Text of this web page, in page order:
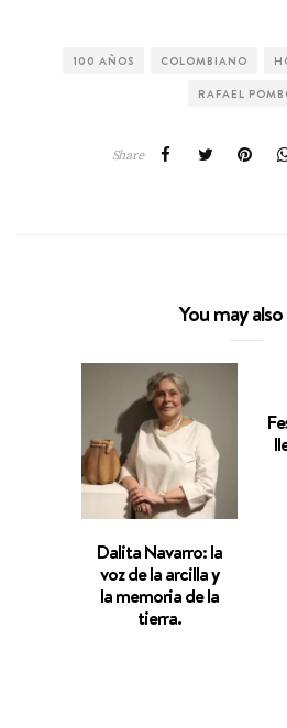
100 AÑOS COLOMBIANO
RAFAEL
Share
You may
Dalita Navarro: la
voz de la arcilla y
la memoria de la
tierra.